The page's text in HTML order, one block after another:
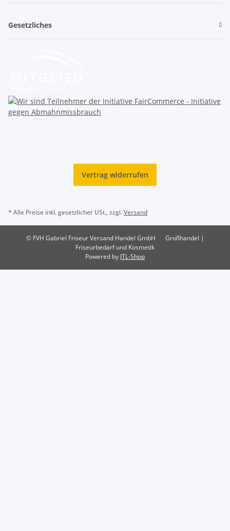
Gesetzliches
Vertrag widerrufen
* Alle Preise inkl. gesetzlicher USt., zzgl.Versand
© FVH Gabriel Friseur Versand Handel GmbH
Großhandel |
Friseurbedarf und Kosmetik
Powered by JTL-Shop